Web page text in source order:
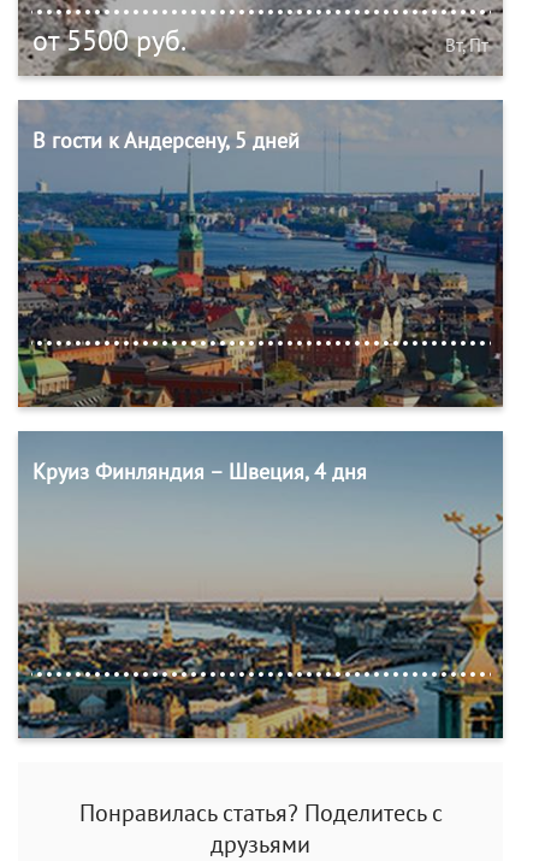
от 5500 руб. Вт, Пт
В гости к Андерсену, 5 дней
Круиз Финляндия – Швеция, 4 дня
Понравилась статья? Поделитесь с
друзьями